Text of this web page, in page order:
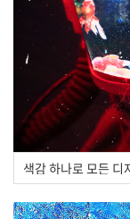
색감 하나로 모든 디